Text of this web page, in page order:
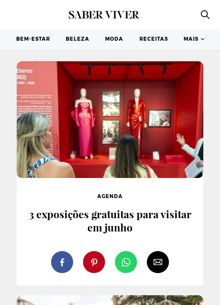
BEM-ESTAR BELEZA MODA RECEITAS MAIS
CINEMA
AGENDA
3 exposições gratuitas para visitar
em junho